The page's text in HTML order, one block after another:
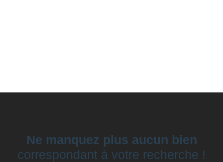
Ne manquez plus aucun bien
correspondant à votre recherche !